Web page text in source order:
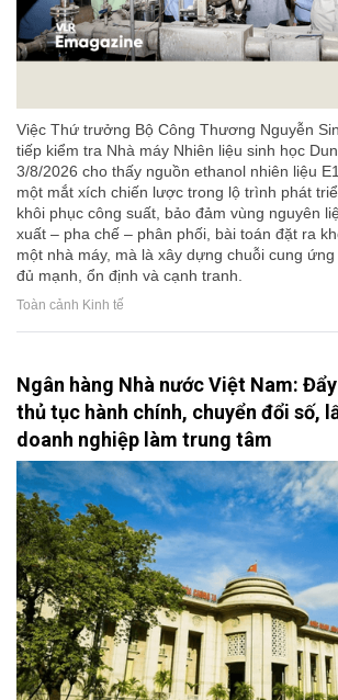
Việc Thứ trưởng Bộ Công Thương Nguyễn
tiếp kiểm tra Nhà máy Nhiên liệu sinh học
3/8/2026 cho thấy nguồn ethanol nhiên liệu
một mắt xích chiến lược trong lộ trình phát
khôi phục công suất, bảo đảm vùng nguyên
xuất – pha chế – phân phối, bài toán đặt ra
một nhà máy, mà là xây dựng chuỗi cung
đủ mạnh, ổn định và cạnh tranh.
Toàn cảnh Kinh tế
Ngân hàng Nhà nước Việt Nam:
thủ tục hành chính, chuyển đổi số,
doanh nghiệp làm trung tâm